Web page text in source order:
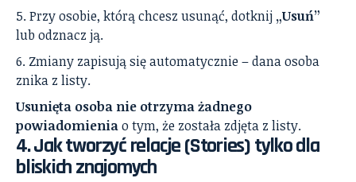
Przy osobie, którą chcesz usunąć, dotknij „Usuń”
lub odznacz ją.
Zmiany zapisują się automatycznie – dana osoba
znika z listy.
Usunięta osoba nie otrzyma żadnego
powiadomieniao tym, że została zdjęta z listy.
4. Jak tworzyć relacje (Stories) tylko dla
bliskich znajomych